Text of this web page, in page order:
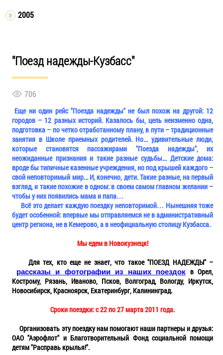
2005
"Поезд надежды-Кузбасс"
706
Еще ни один рейс "Поезда надежды" не был похож на другой: 12
городов – 12 разных историй. Казалось бы, цель неизменно одна,
подготовка – по четко отработанному плану, в пути – традиционные
занятия в Школе приемных родителей. Но... удивительные люди,
которые становятся пассажирами "Поезда надежды", их
неожиданные признания и такие разные судьбы... Детские дома:
вроде бы типичные казенные учреждения, но под крышей каждого –
свой неповторимый мир... И, конечно, дети. Такие разные, на первый
взгляд, и такие похожие в одном: в своем самом главном желании –
чтобы у них появились мама и папа…
Всё это делает каждую поездку неповторимой… Нынешняя тоже
будет особенной: впервые мы отправляемся не в административный
центр региона, не в Кемерово, а в неофициальную столицу Кузбасса.
Мы едем в Новокузнецк!
Для тех, кто еще не знает, что такое "ПОЕЗД НАДЕЖДЫ" –
рассказы и фотографии из наших поездок в Орел,
Кострому, Рязань, Иваново, Псков, Волгоград, Вологду, Иркутск,
Новосибирск, Красноярск, Екатеринбург, Калининград.
Сроки поездки: с 22 по 27 марта 2011 года.
Организовать эту поездку нам помогают наши партнеры и друзья:
ОАО "Аэрофлот" и Благотворительный Фонд социальной помощи
детям "Расправь крылья!".